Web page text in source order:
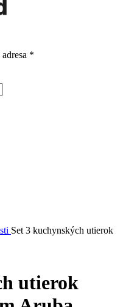
*
Set 3 kuchynských utierok
utierok